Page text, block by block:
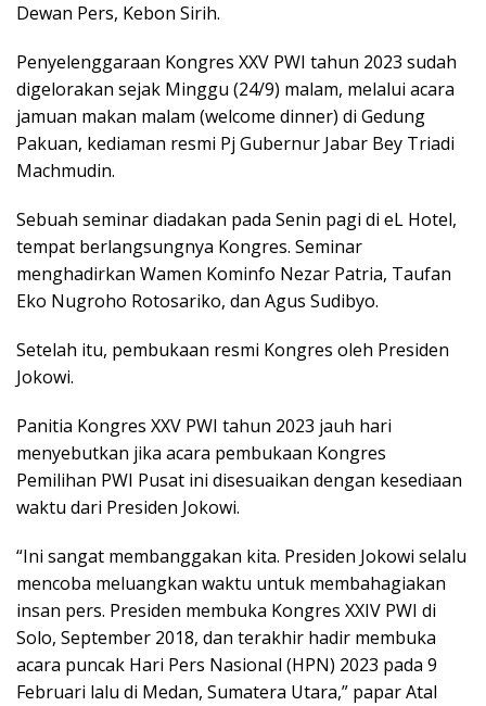
Dewan Pers, Kebon Sirih.
Penyelenggaraan Kongres XXV PWI tahun 2023 sudah
digelorakan sejak Minggu (24/9) malam, melalui acara
jamuan makan malam (welcome dinner) di Gedung
Pakuan, kediaman resmi Pj Gubernur Jabar Bey Triadi
Machmudin.
Sebuah seminar diadakan pada Senin pagi di eL Hotel,
tempat berlangsungnya Kongres. Seminar
menghadirkan Wamen Kominfo Nezar Patria, Taufan
Eko Nugroho Rotosariko, dan Agus Sudibyo.
Setelah itu, pembukaan resmi Kongres oleh Presiden
Jokowi.
Panitia Kongres XXV PWI tahun 2023 jauh hari
menyebutkan jika acara pembukaan Kongres
Pemilihan PWI Pusat ini disesuaikan dengan kesediaan
waktu dari Presiden Jokowi.
“Ini sangat membanggakan kita. Presiden Jokowi selalu
mencoba meluangkan waktu untuk membahagiakan
insan pers. Presiden membuka Kongres XXIV PWI di
Solo, September 2018, dan terakhir hadir membuka
acara puncak Hari Pers Nasional (HPN) 2023 pada 9
Februari lalu di Medan, Sumatera Utara,” papar Atal